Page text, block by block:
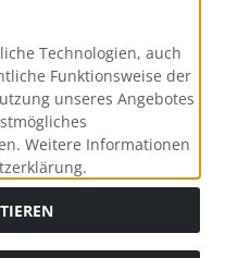
Technologien, auch
Funktionsweise der
unseres Angebotes
Weitere Informationen